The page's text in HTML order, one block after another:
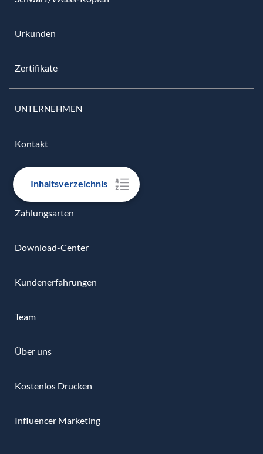
Inhaltsverzeichnis
Urkunden
Zertifikate
UNTERNEHMEN
Kontakt
Versandübersicht
Zahlungsarten
Download-Center
Kundenerfahrungen
Team
Über uns
Kostenlos Drucken
Influencer Marketing